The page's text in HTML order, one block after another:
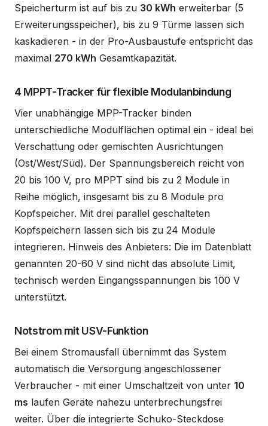
Speicherturm ist auf bis zu 30 kWh erweiterbar (5
Erweiterungsspeicher), bis zu 9 Türme lassen sich
kaskadieren - in der Pro-Ausbaustufe entspricht das
maximal 270 kWh Gesamtkapazität.
4 MPPT-Tracker für flexible Modulanbindung
Vier unabhängige MPP-Tracker binden
unterschiedliche Modulflächen optimal ein - ideal bei
Verschattung oder gemischten Ausrichtungen
(Ost/West/Süd). Der Spannungsbereich reicht von
20 bis 100 V, pro MPPT sind bis zu 2 Module in
Reihe möglich, insgesamt bis zu 8 Module pro
Kopfspeicher. Mit drei parallel geschalteten
Kopfspeichern lassen sich bis zu 24 Module
integrieren. Hinweis des Anbieters: Die im Datenblatt
genannten 20-60 V sind nicht das absolute Limit,
technisch werden Eingangsspannungen bis 100 V
unterstützt.
Notstrom mit USV-Funktion
Bei einem Stromausfall übernimmt das System
automatisch die Versorgung angeschlossener
Verbraucher - mit einer Umschaltzeit von unter 10
ms laufen Geräte nahezu unterbrechungsfrei
weiter. Über die integrierte Schuko-Steckdose